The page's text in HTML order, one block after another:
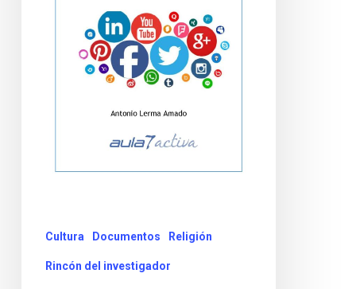
Cultura Documentos Religión
Rincón del investigador